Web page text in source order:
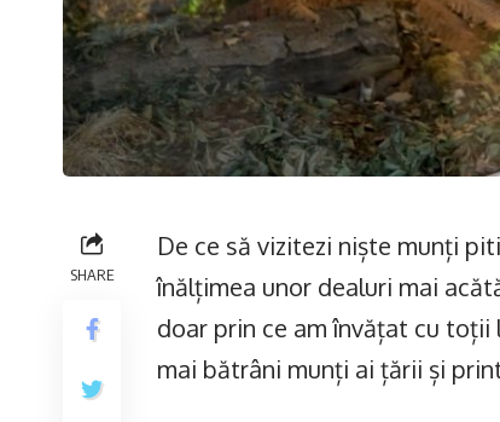
SHARE
De ce să vizitezi niște munți
înălțimea unor dealuri mai
doar prin ce am învățat cu toții
mai bătrâni munți ai țării și